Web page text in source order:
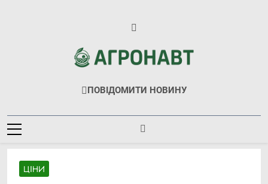
Агронавт
Новини Українського Агробізнесу
ПОВІДОМИТИ НОВИНУ
ЦІНИ